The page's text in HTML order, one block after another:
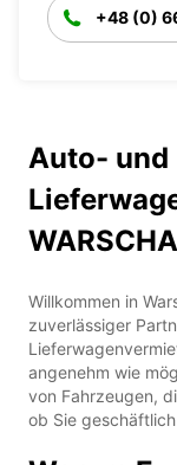
+48 (0)
Auto- und
Willkommen in
zuverlässiger
angenehm wie
von Fahrzeugen,
ob Sie